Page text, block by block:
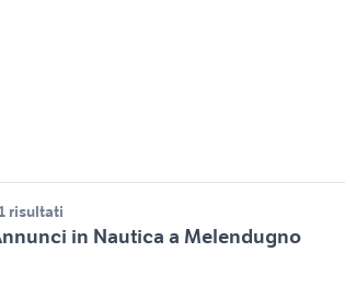
risultati
in Nautica a Melendugno